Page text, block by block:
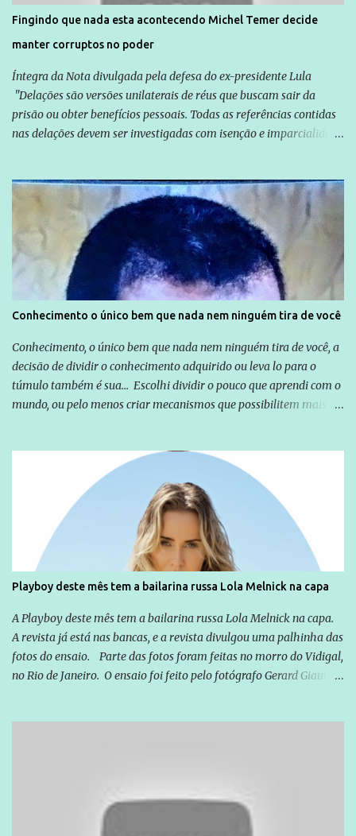
solução do caso Amarildo - Terra Brasil
Fingindo que nada esta acontecendo Michel Temer decide
manter corruptos no poder
Íntegra da Nota divulgada pela defesa do ex-presidente Lula
"Delações são versões unilaterais de réus que buscam sair da
prisão ou obter benefícios pessoais. Todas as referências contidas
nas delações devem ser investigadas com isenção e imparcialidade
Globo manteve com o Grupo Odebrecht, citada na delação de
Emílio Odebrecht. Lula sempre atuou para promover o Brasil no
exterior, e não para promover determinadas empresas ou
empresários" Assina a nota o advogado Cristiano Zanin Martins
Conhecimento o único bem que nada nem ninguém tira de você
Conhecimento, o único bem que nada nem ninguém tira de você, a
decisão de dividir o conhecimento adquirido ou leva lo para o
túmulo também é sua... Escolhi dividir o pouco que aprendi com o
mundo, ou pelo menos criar mecanismos que possibilitem mais e
empreendedor da comunicação, que além de informação
cotidiana, corriqueira e cada vez mais preocupantes, do tipo que
você já esta acostumado a ver neste espaço, vou trabalhar a ideia
que possibilite distribuir não só informações, mas que gere de
forma consistente a riqueza do conhecimento... Exemplo: o
cidadão brasileiro não precisa só ser informado sobre operações
da Lava Jato, Reformas que podem retirar ou não direitos, ou
quem vai ser preso ou não; é preciso levar até as pessoas, do mais
simples ao mais burguês, o que diz a nossa Constituição, quais são
seus direitos e deveres em ...
Playboy deste mês tem a bailarina russa Lola Melnick na capa
A Playboy deste mês tem a bailarina russa Lola Melnick na capa.
A revista já está nas bancas, e a revista divulgou uma palhinha das
fotos do ensaio. Parte das fotos foram feitas no morro do Vidigal,
no Rio de Janeiro. O ensaio foi feito pelo fotógrafo Gerard Giaume